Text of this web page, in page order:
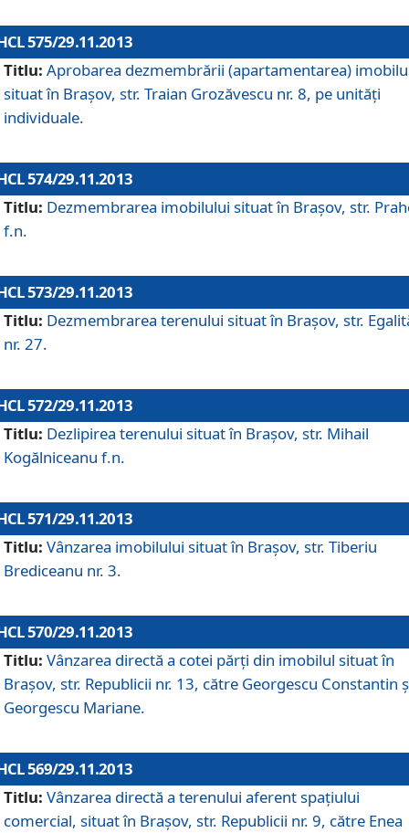
575/29.11.2013
Titlu: Aprobarea dezmembrării (apartamentarea)
situat în Braşov, str. Traian Grozăvescu nr. 8, pe unităţi
individuale.
574/29.11.2013
Titlu: Dezmembrarea imobilului situat în Braşov, str.
f.n.
573/29.11.2013
Titlu: Dezmembrarea terenului situat în Braşov, str.
nr. 27.
572/29.11.2013
Titlu: Dezlipirea terenului situat în Braşov, str. Mihail
Kogălniceanu f.n.
571/29.11.2013
Titlu: Vânzarea imobilului situat în Braşov, str. Tiberiu
Brediceanu nr. 3.
570/29.11.2013
Titlu: Vânzarea directă a cotei părţi din imobilul situat în
Braşov, str. Republicii nr. 13, către Georgescu Constantin
Georgescu Mariane.
569/29.11.2013
Titlu: Vânzarea directă a terenului aferent spaţiului
comercial, situat în Braşov, str. Republicii nr. 9, către Enea